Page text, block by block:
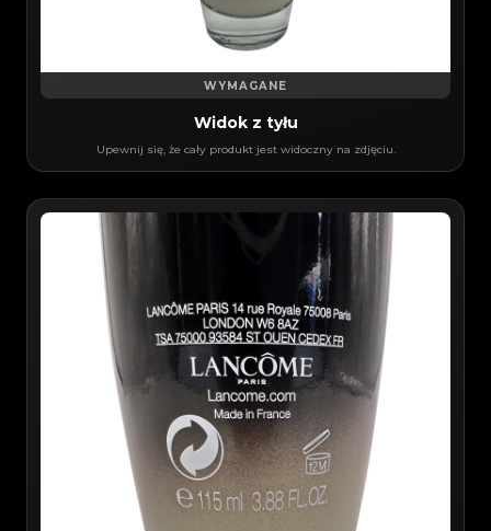
WYMAGANE
Widok z tyłu
Upewnij się, że cały produkt jest widoczny na zdjęciu.